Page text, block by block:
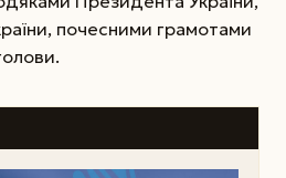
почесними грамотами